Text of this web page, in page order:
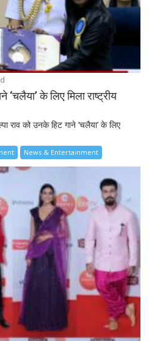
‘चलैया’ के लिए मिला राष्ट्रीय
राव को उनके हिट गाने ‘चलैया’ के लिए
News & Entertainment